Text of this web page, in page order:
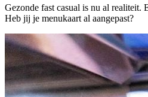
Gezonde fast casual is nu al realiteit.
Heb jij je menukaart al aangepast?